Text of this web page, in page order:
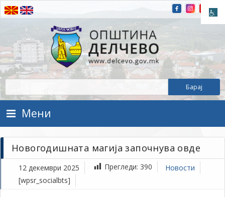
Прескокнете на содржината
Општина Делчево
Општина Делчево
Мени
Новогодишната магија започнува овде
12 декември 2025 Прегледи: 390
Новости
[wpsr_socialbts]